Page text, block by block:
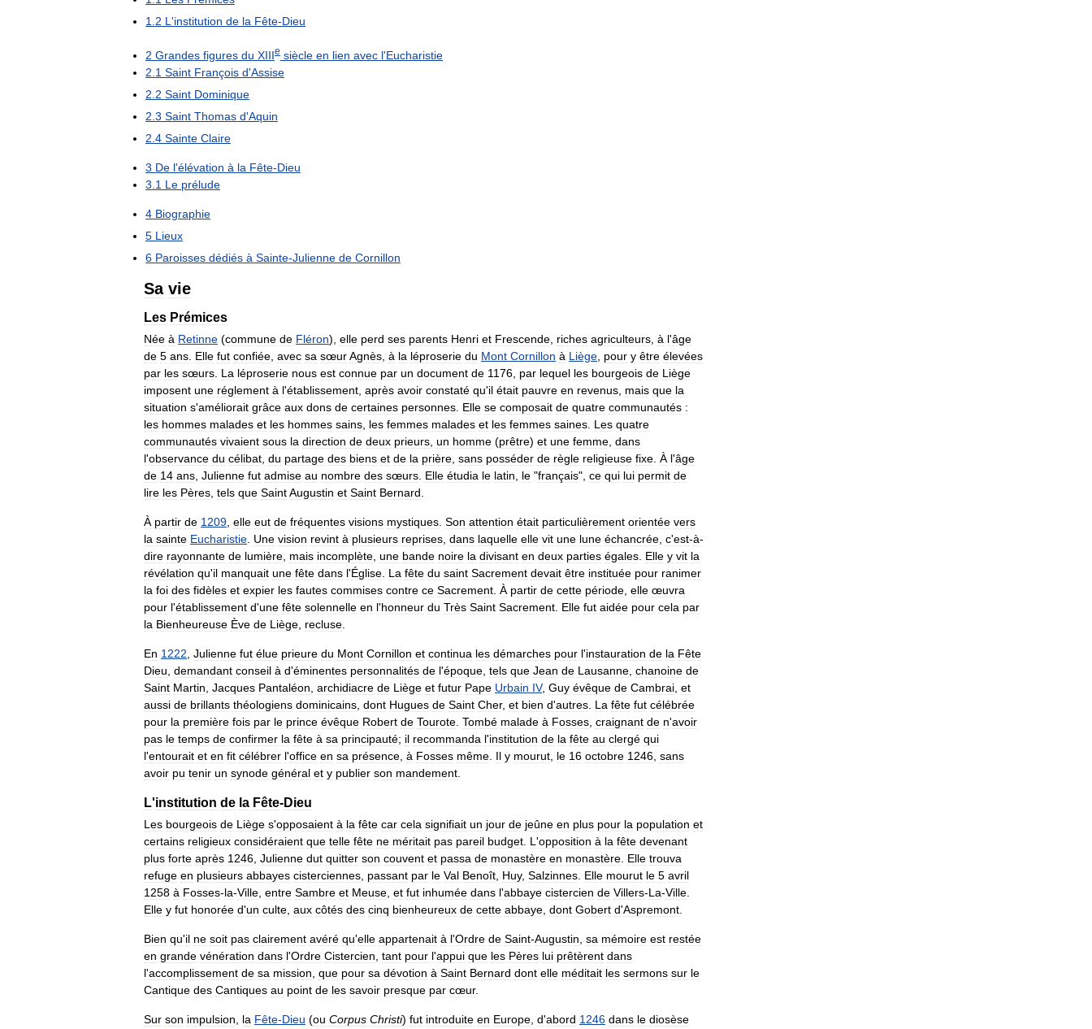
1.2 L'institution de la Fête-Dieu
2 Grandes figures du XIIIe siècle en lien avec l'Eucharistie
2 1 Saint François d'Assise
2 2 Saint Dominique
2 3 Saint Thomas d'Aquin
2 4 Sainte Claire
3 De l'élévation à la Fête-Dieu
3 1 Le prélude
4 Biographie
5 Lieux
6 Paroisses dédiés à Sainte-Julienne de Cornillon
Sa vie
Les Prémices
Née à Retinne (commune de Fléron), elle perd ses parents Henri et Frescende, riches agriculteurs, à l'âge
de 5 ans. Elle fut confiée, avec sa sœurAgnès, à la léproserie du Mont Cornillon à Liège, pour y être élevées
par les sœurs. La léproserie nous est connue par un document de 1176, par lequel les bourgeois de Liège
imposent une réglement à l'établissement, après avoir constaté qu'il était pauvre en revenus, mais que la
situation s'améliorait grâce aux dons de certaines personnes. Elle se composait de quatre communautés :
les hommes malades et les hommes sains, les femmes malades et les femmes saines. Les quatre
communautés vivaient sous la direction de deux prieurs, un homme (prêtre) et une femme, dans
l'observance du célibat, du partage des biens et de la prière, sans posséder de règle religieuse fixe. À l'âge
de 14 ans, Julienne fut admise au nombre des sœurs. Elle étudia le latin, le "français", ce qui lui permit de
lire les Pères, tels que SaintAugustin et Saint Bernard.
À partir de 1209, elle eut de fréquentes visions mystiques. Son attention était particulièrement orientée vers
la sainte Eucharistie. Une vision revint à plusieurs reprises, dans laquelle elle vit une lune échancrée, c'est-à-
dire rayonnante de lumière, mais incomplète, une bande noire la divisant en deux parties égales. Elle y vit la
révélation qu'il manquait une fête dans l'Église. La fête du saint Sacrement devait être instituée pour ranimer
la foi des fidèles et expier les fautes commises contre ce Sacrement. À partir de cette période, elle œuvra
pour l'établissement d'une fête solennelle en l'honneur du Très Saint Sacrement. Elle fut aidée pour cela par
la Bienheureuse Ève de Liège, recluse.
En 1222, Julienne fut élue prieure du Mont Cornillon et continua les démarches pour l'instauration de la Fête
Dieu, demandant conseil à d'éminentes personnalités de l'époque, tels que Jean de Lausanne, chanoine de
Saint Martin, Jacques Pantaléon, archidiacre de Liège et futur Pape Urbain IV, Guy évêque de Cambrai, et
aussi de brillants théologiens dominicains, dont Hugues de Saint Cher, et bien d'autres. La fête fut célébrée
pour la première fois par le prince évêque Robert de Tourote. Tombé malade à Fosses, craignant de n'avoir
pas le temps de confirmer la fête à sa principauté; il recommanda l'institution de la fête au clergé qui
l'entourait et en fit célébrer l'office en sa présence, à Fosses même. Il y mourut, le 16 octobre 1246, sans
avoir pu tenir un synode général et y publier son mandement.
L'institution de la Fête-Dieu
Les bourgeois de Liège s'opposaient à la fête car cela signifiait un jour de jeûne en plus pour la population et
certains religieux considéraient que telle fête ne méritait pas pareil budget. L'opposition à la fête devenant
plus forte après 1246, Julienne dut quitter son couvent et passa de monastère en monastère. Elle trouva
refuge en plusieurs abbayes cisterciennes, passant par le Val Benoît, Huy, Salzinnes. Elle mourut le 5 avril
1258 à Fosses-la-Ville, entre Sambre et Meuse, et fut inhumée dans l'abbaye cistercien de Villers-La-Ville.
Elle y fut honorée d'un culte, aux côtés des cinq bienheureux de cette abbaye, dont Gobert d'Aspremont.
Bien qu'il ne soit pas clairement avéré qu'elle appartenait à l'Ordre de Saint-Augustin, sa mémoire est restée
en grande vénération dans l'Ordre Cistercien, tant pour l'appui que les Pères lui prêtèrent dans
l'accomplissement de sa mission, que pour sa dévotion à Saint Bernard dont elle méditait les sermons sur le
Cantique des Cantiques au point de les savoir presque par cœur.
Sur son impulsion, la Fête-Dieu (ou Corpus Christi) fut introduite en Europe, d'abord 1246 dans le diosèse